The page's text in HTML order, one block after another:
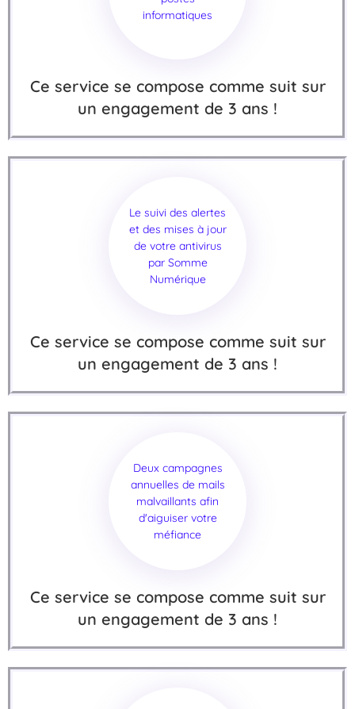
informatiques
Ce service se compose comme suit sur
un engagement de 3 ans !
Le suivi des alertes
et des mises à jour
de votre antivirus
par Somme
Numérique
Ce service se compose comme suit sur
un engagement de 3 ans !
Deux campagnes
annuelles de mails
malvaillants afin
d'aiguiser votre
méfiance
Ce service se compose comme suit sur
un engagement de 3 ans !